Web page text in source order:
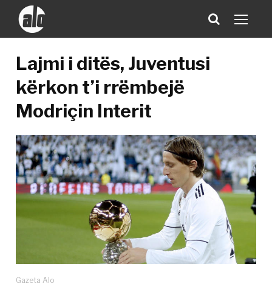
Lajmi i ditës, Juventusi
kërkon t’i rrëmbejë
Modriçin Interit
Gazeta Alo